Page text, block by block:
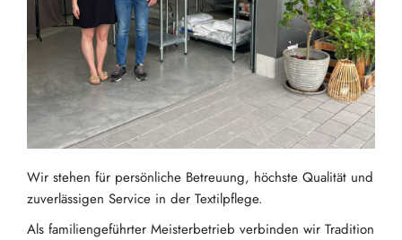
Wir stehen für persönliche Betreuung, höchste Qualität und
zuverlässigen Service in der Textilpflege.
Als familiengeführter Meisterbetrieb verbinden wir Tradition